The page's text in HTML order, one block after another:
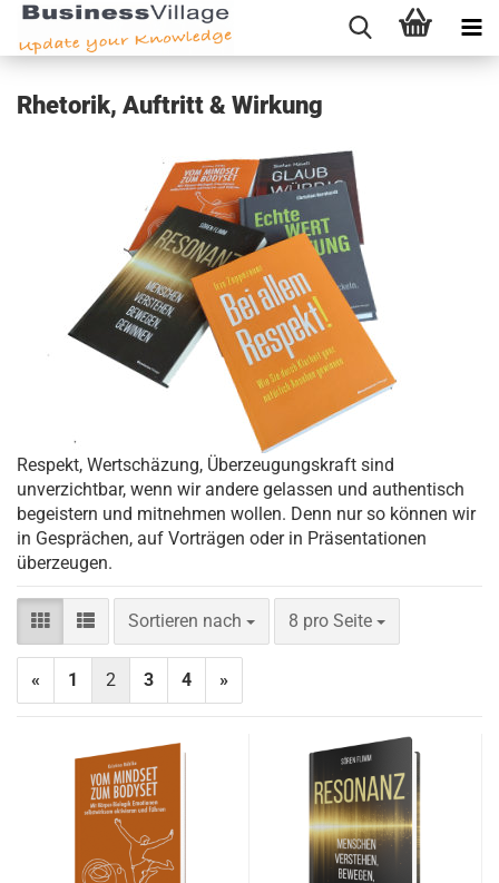
Rhetorik, Auftritt & Wirkung
Respekt, Wertschäzung, Überzeugungskraft sind
unverzichtbar, wenn wir andere gelassen und authentisch
begeistern und mitnehmen wollen. Denn nur so können wir
in Gesprächen, auf Vorträgen oder in Präsentationen
überzeugen.
Sortieren nach
Sortieren nach 8 pro Seite
pro Seite
« 1 2 3 4 »